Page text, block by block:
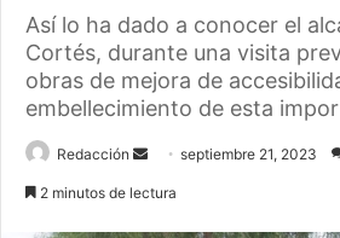
Así lo ha dado a conocer el
Cortés, durante una visita
obras de mejora de
embellecimiento de esta
Redacción
Send septiembre 21, 2023
2 minutos de lectura